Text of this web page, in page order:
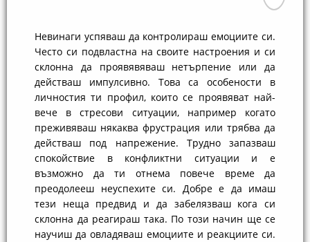
Невинаги успяваш да контролираш емоциите си.
Често си подвластна на своите настроения и си
склонна да проявявяваш нетърпение или да
действаш импулсивно. Това са особености в
личностия ти профил, които се проявяват най-
вече в стресови ситуации, например когато
преживяваш някаква фрустрация или трябва да
действаш под напрежение. Трудно запазваш
спокойствие в конфликтни ситуации и е
възможно да ти отнема повече време да
преодолееш неуспехите си. Добре е да имаш
тези неща предвид и да забелязваш кога си
склонна да реагираш така. По този начин ще се
научиш да овладяваш емоциите и реакциите си.